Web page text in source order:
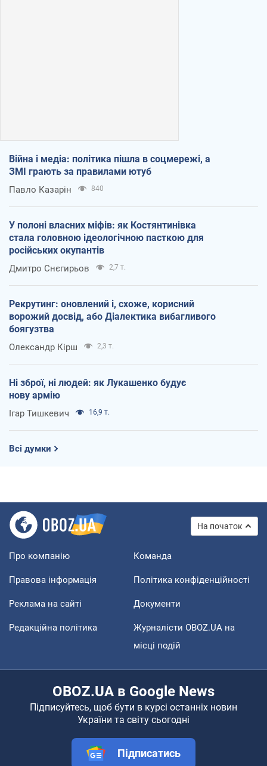
Війна і медіа: політика пішла в соцмережі, а
ЗМІ грають за правилами ютуб
Павло Казарін 840
У полоні власних міфів: як Костянтинівка
стала головною ідеологічною пасткою для
російських окупантів
Дмитро Снєгирьов 2,7 т.
Рекрутинг: оновлений і, схоже, корисний
ворожий досвід, або Діалектика вибагливого
боягузтва
Олександр Кірш 2,3 т.
Ні зброї, ні людей: як Лукашенко будує
нову армію
Ігар Тишкевич 16,9 т.
Всі думки
На початок
Про компанію Команда
Правова інформація Політика конфіденційності
Реклама на сайті Документи
Редакційна політика
Журналісти OBOZ.UA на
місці подій
OBOZ.UA в Google News
Підписуйтесь, щоб бути в курсі останніх новин
України та світу сьогодні
Підписатись